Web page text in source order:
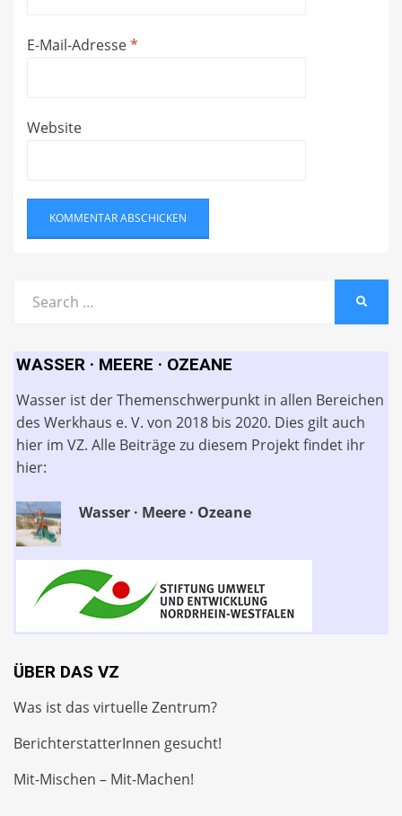
E-Mail-Adresse*
Website
for:
WASSER · MEERE · OZEANE
Wasser ist der Themenschwerpunkt in allen Bereichen
des Werkhaus e. V. von 2018 bis 2020. Dies gilt auch
hier im VZ. Alle Beiträge zu diesem Projekt findet ihr
hier:
Wasser · Meere · Ozeane
ÜBER DAS VZ
Was ist das virtuelle Zentrum?
BerichterstatterInnen gesucht!
Mit-Mischen – Mit-Machen!